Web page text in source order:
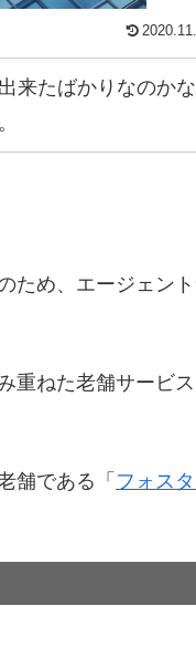
来たばかりなのかな
ため、エージェン
重ねた老舗サービ
舗である「 フォス